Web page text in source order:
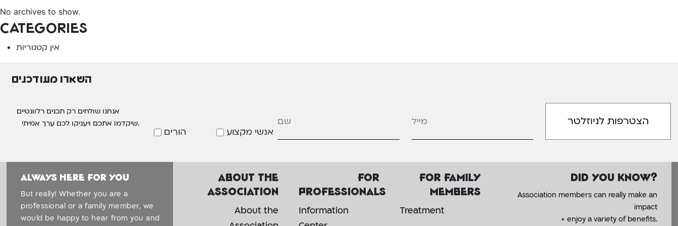
No archives to show.
Categories
אין קטגוריות
השארו מעודכנים
אנחנו שולחים רק תכנים רלוונטיים
שיקדמו אתכם ויעניקו לכם ערך אמיתי.
הורים אנשי מקצוע
Always here for you
But really! Whether you are a
professional or a family member, we
would be happy to hear from you and
About the
Association
About the
For
professionals
Information
For family
members
Treatment
Did you know?
Association members can really make an
impact
+ enjoy a variety of benefits.